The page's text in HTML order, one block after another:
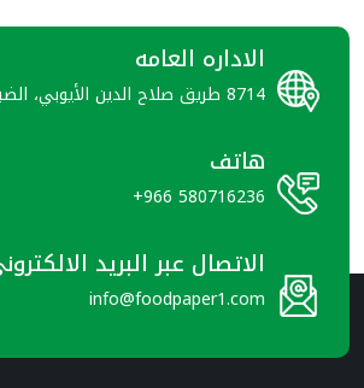
الاداره العامه
8714 طريق صلاح الدين الأيوبي، الضباط، الرياض
هاتف
+966 580716236
الاتصال عبر البريد الالكتروني
info@foodpaper1.com